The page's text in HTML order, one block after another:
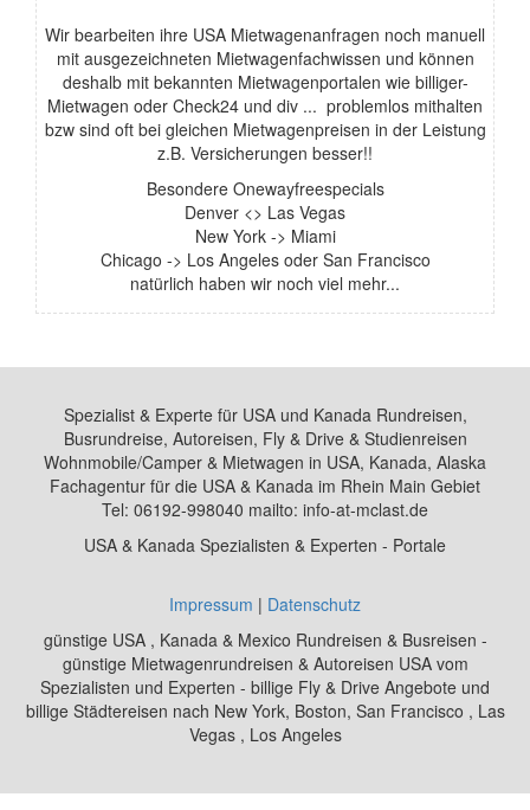
Wir bearbeiten ihre USA Mietwagenanfragen noch manuell
mit ausgezeichneten Mietwagenfachwissen und können
deshalb mit bekannten Mietwagenportalen wie billiger-
Mietwagen oder Check24 und div ... problemlos mithalten
bzw sind oft bei gleichen Mietwagenpreisen in der Leistung
z.B. Versicherungen besser!!
Besondere Onewayfreespecials
Denver <> Las Vegas
New York -> Miami
Chicago -> Los Angeles oder San Francisco
natürlich haben wir noch viel mehr...
Spezialist & Experte für USA und Kanada Rundreisen,
Busrundreise, Autoreisen, Fly & Drive & Studienreisen
Wohnmobile/Camper & Mietwagen in USA, Kanada, Alaska
Fachagentur für die USA & Kanada im Rhein Main Gebiet
Tel: 06192-998040 mailto: info-at-mclast.de
USA & Kanada Spezialisten & Experten - Portale
Impressum | Datenschutz
günstige USA , Kanada & Mexico Rundreisen & Busreisen -
günstige Mietwagenrundreisen & Autoreisen USA vom
Spezialisten und Experten - billige Fly & Drive Angebote und
billige Städtereisen nach New York, Boston, San Francisco , Las
Vegas , Los Angeles